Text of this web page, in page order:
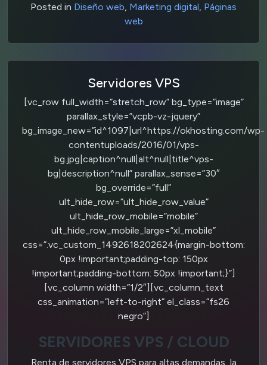
Posted in Diseño web, Marketing digital, Páginas
web
Servidores VPS
[vc_row full_width=”stretch_row” bg_type=”image”
parallax_style=”vcpb-vz-jquery”
bg_image_new=”id^1097|url^https://okhosting.com/wp-
contentuploads/2016/01/vps-
bg.jpg|caption^null|alt^null|title^vps-
bg|description^null” parallax_sense=”30″
bg_override=”full”
ult_hide_row=”ult_hide_row_value”
ult_hide_row_mobile=”mobile”
ult_hide_row_mobile_large=”xl_mobile”
css=”.vc_custom_1492618202624{margin-bottom:
0px !important;padding-top: 150px
!important;padding-bottom: 50px !important;}”]
[vc_column width=”1/2″][vc_column_text
css_animation=”left-to-right” el_class=”fs26
negro”]
SERVIDORES VPS / CLOUD
Renta de servidores VPS para altas demandas, la